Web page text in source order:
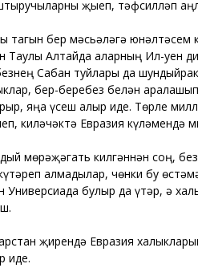
җыеп, тәфсилләп
тагын бер мәсьәләгә юнәлтәсем
Таулы Алтайда аларның Ил-уен
Сабан туйлары да
бер-беребез белән
яңа үсеш алыр иде. Төрле
киләчәктә Евразия
мөрәҗәгать килгәннән соң,
алмадылар, чөнки бу
Универсиада булыр да үтәр, ә
җирендә Евразия
иде.